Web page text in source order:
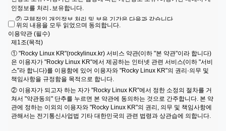
인정보를 처리․보유합니다.
② 구체적인 개인정보 처리 및 보유 기간은 다음과 같습니다.
3. 개인정보의 제3자 제공에 관한 사항
보호법 제17조 및 제18조에 해당하는 경우에만 개인정보를 제3자에게 제공
합니다.
③ "Rocky Linux KR"는 위 ① 의 경우를 제외하고는 절대 제3자에게 정보를
4. 개인정보처리 위탁
① "Rocky Linux KR"는 개인정보 업무처리를 위탁하지 않습니다.
위의 내용을 모두 읽었으며 동의합니다.
이용약관 (필수)
제1조(목적)
① "Rocky Linux KR"(rockylinux.kr) 서비스 약관(이하 "본 약관"이라 합니다)
은 이용자가 "Rocky Linux KR"에서 제공하는 인터넷 관련 서비스(이하 "서비
스"라 합니다)를 이용함에 있어 이용자와 "Rocky Linux KR"의 권리·의무 및
책임사항을 규정함을 목적으로 합니다.
② 이용자가 되고자 하는 자가 "Rocky Linux KR"에서 정한 소정의 절차를 거
쳐서 "약관동의" 단추를 누르면 본 약관에 동의하는 것으로 간주합니다. 본 약
관에 정하는 이외의 이용자와 "Rocky Linux KR"의 권리, 의무 및 책임사항에
관해서는 전기통신사업법 기타 대한민국의 관련 법령과 상관습에 의합니다.